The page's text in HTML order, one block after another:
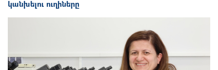
կանխելու ուղիները